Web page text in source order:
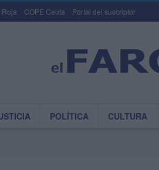
Roja COPE Ceuta Portal del suscriptor
POLÍTICA CULTURA